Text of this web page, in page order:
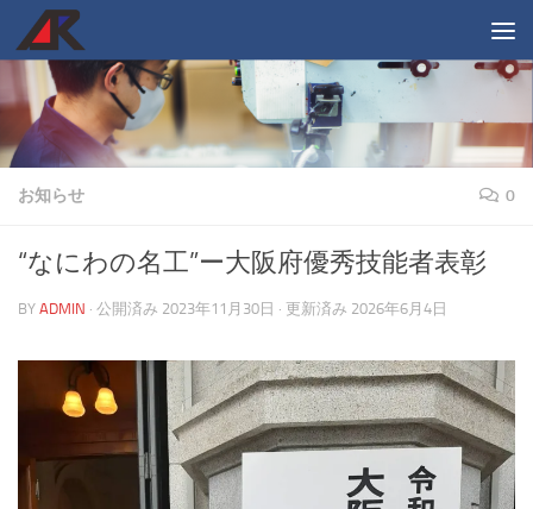
コンテンツへスキップ
お知らせ 0
“なにわの名工”ー大阪府優秀技能者表彰
BY ADMIN · 公開済み 2023年11月30日 · 更新済み 2026年6月4日